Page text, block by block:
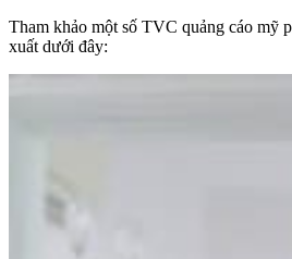
Tham khảo một số TVC quảng cáo mỹ
xuất dưới đây: